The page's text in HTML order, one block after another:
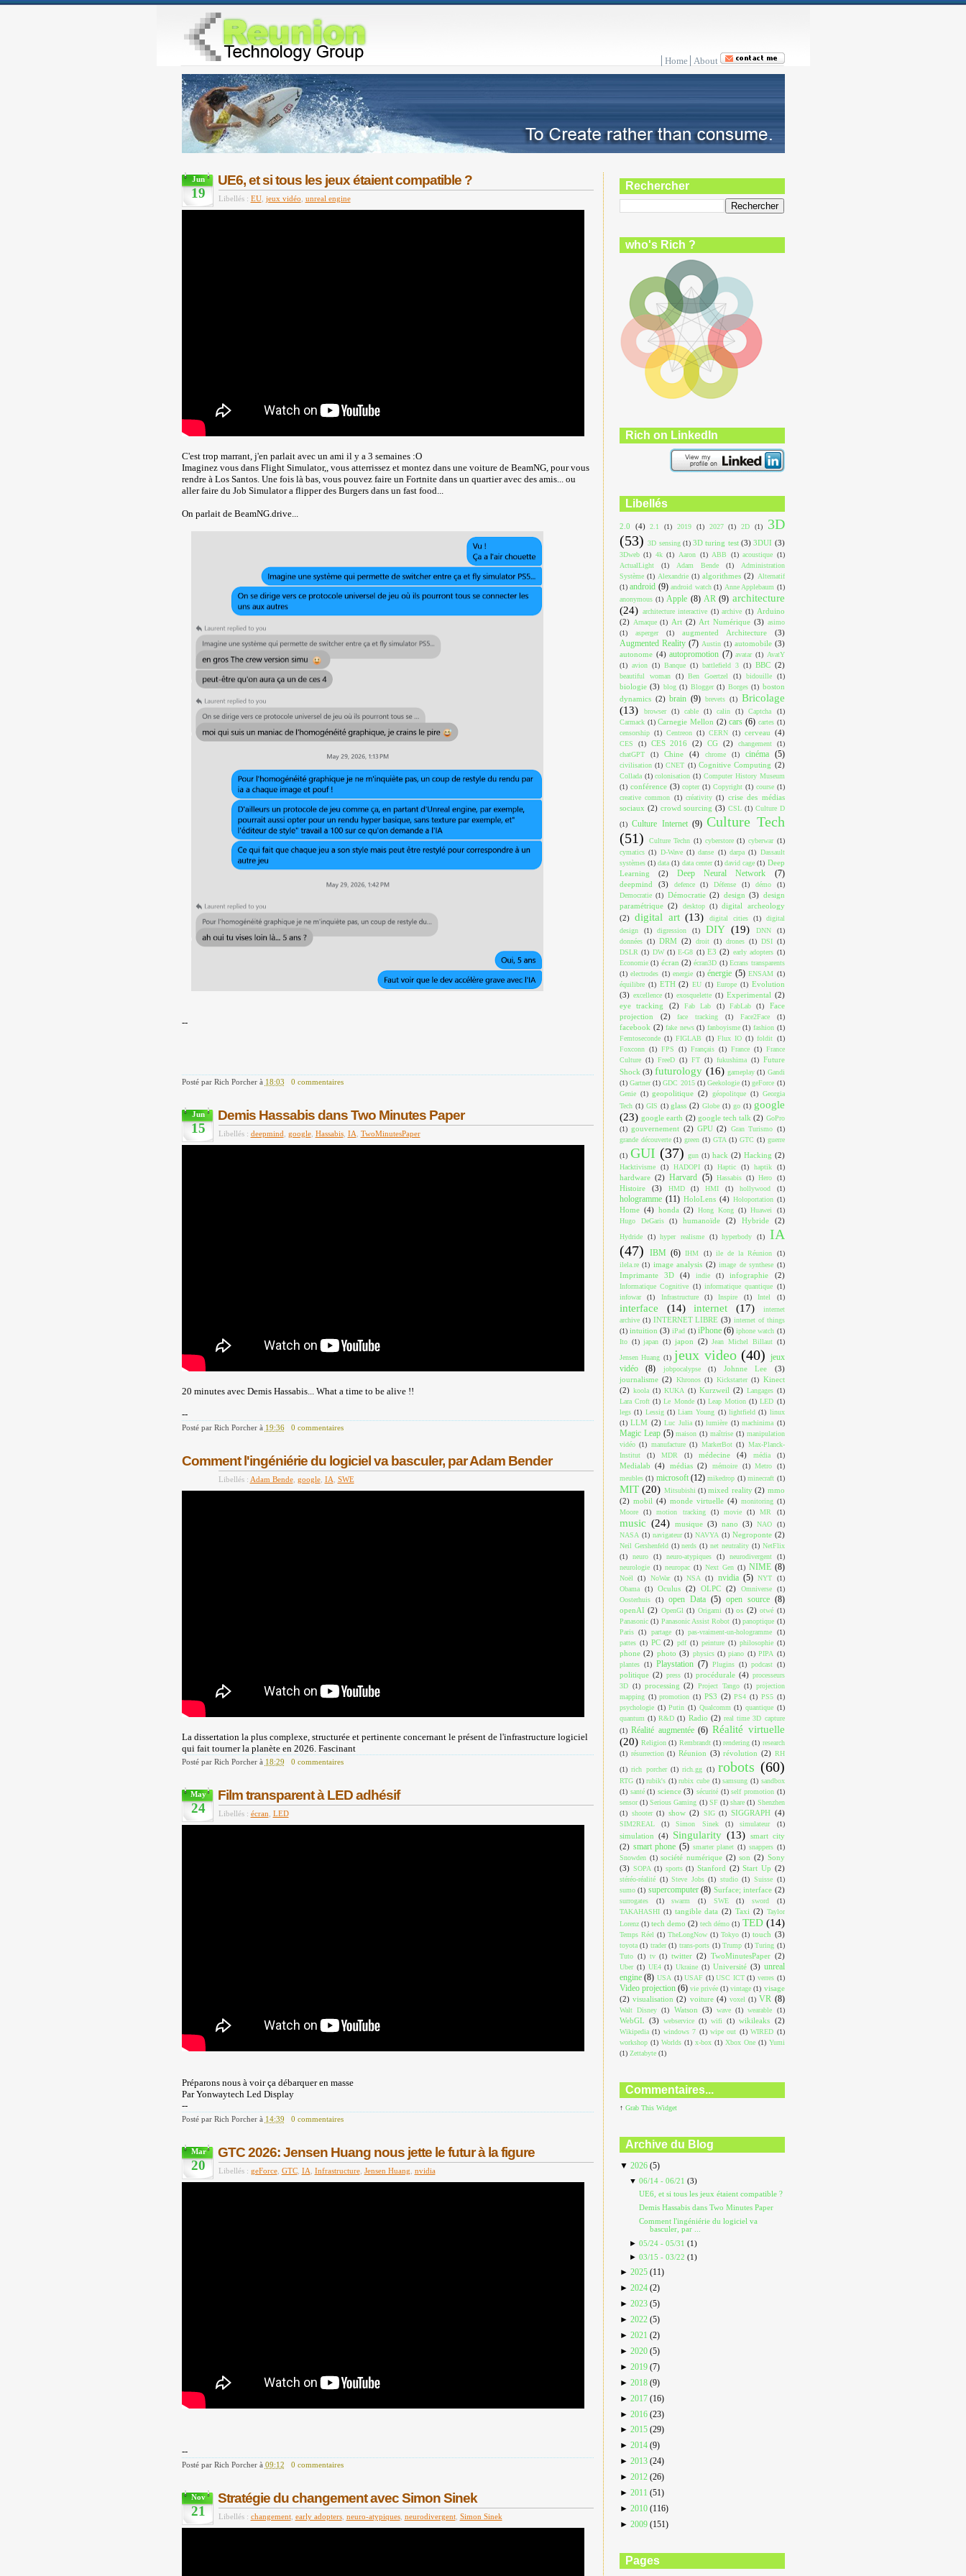
Home About
Jun
19
UE6, et si tous les jeux étaient compatible ?
Libellés : EU, jeux vidéo unreal engine
C'est trop marrant, j'en parlait avec un ami il y a 3 semaines :O
Imaginez vous dans Flight Simulator,, vous atterrissez et montez dans une voiture de BeamNG, pour vous
rendre à Los Santos. Une fois là bas, vous pouvez faire un Fortnite dans un quartier avec des amis... ou
aller faire du Job Simulator a flipper des Burgers dans un fast food...
On parlait de BeamNG.drive...
--
Posté par Rich Porcher à 18:03 0 commentaires
Jun
15
Demis Hassabis dans Two Minutes Paper
Libellés : deepmind google, Hassabis, IA TwoMinutesPaper
20 minutes avec Demis Hassabis... What a time to be alive !!
--
Posté par Rich Porcher à 19:36 0 commentaires
Comment l'ingéniérie du logiciel va basculer, par Adam Bender
Libellés : Adam Bende, google, IA SWE
La dissertation la plus complexe, structurée et pertinente concernant le présent de l'infrastructure logiciel
qui fait tourner la planète en 2026. Fascinant
Posté par Rich Porcher à 18:29 0 commentaires
May
24
Film transparent à LED adhésif
Libellés : écran LED
Préparons nous à voir ça débarquer en masse
Par Yonwaytech Led Display
--
Posté par Rich Porcher à 14:39 0 commentaires
Mar
20
GTC 2026: Jensen Huang nous jette le futur à la figure
Libellés : geForce, GTC, IA Infrastructure, Jensen Huang nvidia
--
Posté par Rich Porcher à 09:12 0 commentaires
Nov
21
Stratégie du changement avec Simon Sinek
Libellés : changement, early adopters, neuro-atypiques, neurodivergent, Simon Sinek
Rechercher
who's Rich ?
Rich on LinkedIn
Libellés
2.0 (4) 2.1 (1) 2019 (1) 2027 (1) 2D (1)
3D
(53) 3D sensing (1) 3D turing test (3) 3DUI (3)
3Dweb (1) 4k (1) Aaron (1) ABB (1) acoustique (1)
ActualLight
(1) Adam Bende (1)
Administration
Système (1) Alexandrie (1) algorithmes (2) Alternatif
(1) android (9) android watch (1) Anne Applebaum (1)
anonymous (1) Apple (8) AR (9) architecture
(24) architecture interactive (1) archive (1) Arduino
(2) Arnaque (1) Art (2) Art Numérique (3) asimo
(1)
asperger (1) augmented Architecture (3)
Augmented Reality (7) Austin (1) automobile (3)
autonome (4) autopromotion (7) avatar (1) AvatY
(1) avion (1) Banque (1) battlefield 3 (1) BBC (2)
beautiful woman (1) Ben Goertzel (1) bidouille (1)
biologie (3) blog (1) Blogger (1) Borges (1) boston
dynamics (2) brain (9) brevets (1) Bricolage
(13)
browser (1) cable (1) calin (1) Captcha
(1)
Carmack (1) Carnegie Mellon (2) cars (6) cartes (1)
censorship (1) Centreon (1) CERN (1) cerveau (4)
CES (1) CES 2016 (2) CG (2) changement
(1)
chatGPT
(1) Chine (4) chrome (1) cinéma (5)
civilisation (1) CNET (1) Cognitive Computing (2)
Collada (1) colonisation (1) Computer History Museum
(1) conférence (3) copter (1) Copyright (1) course (1)
creative common (1) créativity (1) crise des médias
sociaux (2) crowd sourcing (3) CSL (1) Culture D
(1) Culture Internet (9) Culture Tech
(51)
Culture Techn (1) cyberstore (1) cyberwar (1)
cymatics (1) D-Wave (1) danse (1) darpa (1) Dassault
systèmes (1) data (1) data center (1) david cage (1) Deep
Learning
(2) Deep Neural Network (7)
deepmind (3) defence (1) Défense (1) démo
(1)
Democratie (1) Démocratie (2) design (3) design
paramétrique (2) desktop (1) digital archeology
(2) digital art (13) digital cities (1)
digital
design
(1) digression (1) DIY (19) DNN
(1)
données (1) DRM (2) droit (1) drones (1) DSI (1)
DSLR (1) DW (1) E-G8 (1) E3 (2) early adopters (1)
Economie (1) écran (2) écran3D (1) Ecrans transparents
(1) electrodes (1) energie (1) énergie (5) ENSAM (1)
équilibre (1) ETH (2) EU (1) Europe (1) Evolution
(3) excellence (1) exosquelette (1) Experimental (2)
eye tracking
(2) Fab Lab (1) FabLab (1)
Face
projection
(2) face tracking (1) Face2Face (1)
facebook (2) fake news (1) fanboyisme (1) fashion (1)
Femtoseconde (1) FIGLAB (1) Flux IO (1) foldit (1)
Foxconn (1) FPS (1) Français (1) France (1) France
Culture (1) FreeD (1) FT (1) fukushima (1) Future
Shock (3) futurology (16) gameplay (1) Gandi
(1) Gartner (1) GDC 2015 (1) Geekologie (1) geForce (1)
Genie (1) geopolitique (2) géopolitque (1) Georgia
Tech (1) GIS (1) glass (2) Globe (1) go (1) google
(23) google earth (2) google tech talk (2) GoPro
(1) gouvernement (2) GPU (2) Gran Turismo (1)
grande découverte (1) green (1) GTA (1) GTC (1) guerre
(1) GUI (37) gun (1) hack (2) Hacking (2)
Hacktivisme (1) HADOPI (1) Haptic (1) haptik (1)
hardware (2) Harvard (5) Hassabis (1) Hero (1)
Histoire (3) HMD (1) HMI (1) hollywood (1)
hologramme (11) HoloLens (4) Holoportation (1)
Home (4) honda (2) Hong Kong (1) Huawei
(1)
Hugo DeGaris
(1) humanoïde (2) Hybride (2)
Hydride (1) hyper realisme (1) hyperbody (1)
IA
(47)
IBM (6) IHM (1) ile de la Réunion
(1)
ilela.re (1) image analysis (2) image de synthese (1)
Imprimante 3D (4) indie (1) infographie (2)
Informatique Cognitive (1) informatique quantique (1)
infowar
(1) Infrastructure (1) Inspire (1) Intel (1)
interface (14) internet (17)
internet
archive (1) INTERNET LIBRE (3) internet of things
(1) intuition (3) iPad (1) iPhone (6) iphone watch (1)
Ito (1) japan (1) japon (2) Jean Michel Billaut (1)
Jensen Huang (1) jeux video (40) jeux
vidéo
(8) jobpocalypse (1) Johnne Lee
(3)
journalisme (2) Khronos (1) Kickstarter (1) Kinect
(2) koola (1) KUKA (1) Kurzweil (2) Langages (1)
Lara Croft (1) Le Monde (1) Leap Motion (1) LED (1)
legs (1) Lessig (1) Liam Young (1) lightfield (1) linux
(1) LLM (2) Luc Julia (1) lumière (1) machinima (1)
Magic Leap (5) maison (1) maîtrise (1) manipulation
vidéo (1) manufacture (1) MarkerBot (1) Max-Planck-
Institut
(1) MDR (1) médecine (4) média (1)
Medialab (4) médias (2) mémoire (1) Metro
(1)
meubles (1) microsoft (12) mikedrop (1) minecraft (1)
MIT (20) Mitsubishi (1) mixed reality (2) mmo
(2) mobil (4) monde virtuelle (4) monitoring (1)
Moore
(1) motion tracking (1) movie (1) MR (1)
music (24) musique (3) nano (3) NAO
(1)
NASA (1) navigateur (1) NAVYA (1) Negroponte (2)
Neil Gershenfeld (1) nerds (1) net neutrality (1) NetFlix
(1)
neuro (1) neuro-atypiques (1) neurodivergent
(1)
neurologie (1) neuropac (1) Next Gen (1) NIME (8)
Noël (1) NoWar (1) NSA (1) nvidia (5) NYT
(1)
Obama
(1) Oculus (2) OLPC (2) Omniverse
(1)
Oosterhuis
(1) open Data (5) open source (8)
openAI (2) OpenGl (1) Origami (1) os (2) otwé (1)
Panasonic (1) Panasonic Assist Robot (1) panoptique (1)
Paris (1) partage (1) pas-vraiment-un-hologramme
(1)
pattes (1) PC (2) pdf (1) peinture (1) philosophie (1)
phone (2) photo (3) physics (1) piano (1) PIPA (1)
plantes (1) Playstation (7) Plugins (1) podcast (1)
politique (2) press (1) procédurale (4) processeurs
3D (1) processing (2) Project Tango (1) projection
mapping (1) promotion (1) PS3 (2) PS4 (1) PS5 (1)
psychologie (1) Putin (1) Qualcomm (1) quantique (1)
quantum (1) R&D (1) Radio (2) real time 3D capture
(1) Réalité augmentée (6) Réalité virtuelle
(20) Religion (1) Rembrandt (1) rendering (1) research
(1) résurrection (1) Réunion (3) révolution (2) RH
(1) rich porcher (1) rich.gg (1) robots (60)
RTG (1) rubik's (1) rubix cube (1) samsung (1) sandbox
(1) santé (1) science (3) sécurité (1) self promotion (1)
sensor (1) Serious Gaming (1) SF (1) share (1) Shenzhen
(1) shooter (1) show (2) SIG (1) SIGGRAPH (4)
SIM2REAL (1) Simon Sinek (1) simulateur (1)
simulation (4) Singularity (13)
smart city
(2) smart phone (5) smarter planet (1) snappers (1)
Snowden (1) société numérique (2) son (2) Sony
(3) SOPA (1) sports (1) Stanford (2) Start Up (2)
stéréo-réalité (1) Steve Jobs (1) studio (1) Suisse (1)
sumo (1) supercomputer (8) Surface; interface (2)
surrogates (1) swarm (1) SWE (1) sword
(1)
TAKAHASHI (1) tangible data (2) Taxi (2) Taylor
Lorenz (1) tech demo (2) tech démo (1) TED (14)
Temps Réel (1) TheLongNow (1) Tokyo (1) touch (3)
toyota (1) trader (1) trans-ports (1) Trump (1) Turing (1)
Tuto (1) tv (1) twitter (2) TwoMinutesPaper (2)
Uber (1) UE4 (1) Ukraine (1) Université (3) unreal
engine (8) USA (1) USAF (1) USC ICT (1) verres (1)
Video projection (6) vie privée (1) vintage (1) visage
(2) visualisation (2) voiture (4) voxel (1) VR (8)
Walt Disney (1) Watson (3) wave (1) wearable (1)
WebGL (3) webservice (1) wifi (1) wikileaks (2)
Wikipedia (1) windows 7 (1) wipe out (1) WIRED (1)
workshop (1) Worlds (1) x-box (1) Xbox One (1) Yumi
(1) Zettabyte (1)
Commentaires...
↑ Grab This Widget
Archive du Blog
▼ 2026 (5)
▼06/14 - 06/21(3)
UE6, et si tous les jeux étaient compatible ?
Demis Hassabis dans Two Minutes Paper
Comment l'ingéniérie du logiciel va
basculer, par ...
►05/24 - 05/31(1)
►03/15 - 03/22(1)
► 2025 (11)
► 2024 (2)
► 2023 (5)
► 2022 (5)
► 2021 (2)
► 2020 (5)
► 2019 (7)
► 2018 (9)
► 2017 (16)
► 2016 (23)
► 2015 (29)
► 2014 (9)
► 2013 (24)
► 2012 (26)
► 2011 (51)
► 2010 (116)
► 2009 (151)
Pages